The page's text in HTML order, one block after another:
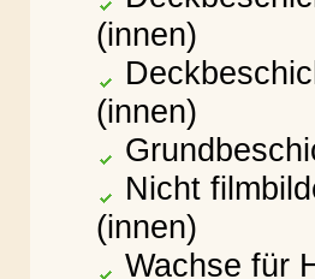
(innen)
(innen)
Nicht
(innen)
Wachse für